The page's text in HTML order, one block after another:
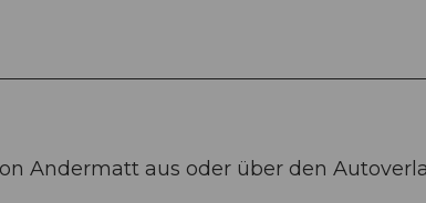
Andermatt aus oder über den